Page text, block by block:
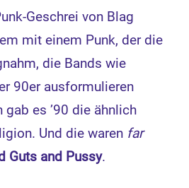
Geschrei von Blag
mit einem Punk, der die
die Bands wie
90er ausformulieren
es ’90 die ähnlich
Und die waren far
Guts and Pussy.